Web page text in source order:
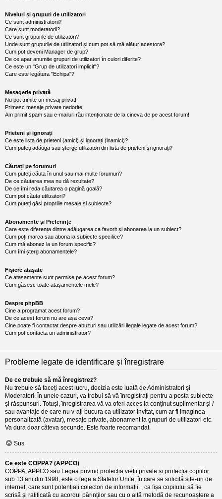
r
u
l
o
t
e
d
i
n
m
a
n
i
Niveluri și grupuri de utilizatori
Ce sunt administratorii?
Care sunt moderatorii?
Ce sunt grupurile de utilizatori?
Unde sunt grupurile de utilizatori și cum pot să mă alătur acestora?
Cum pot deveni Manager de grup?
De ce apar anumite grupuri de utilizatori în culori diferite?
Ce este un "Grup de utilizatori implicit"?
Care este legătura "Echipa"?
Mesagerie privată
Nu pot trimite un mesaj privat!
Primesc mesaje private nedorite!
Am primit spam sau e-mailuri rău intenționate de la cineva de pe acest forum!
Prieteni și ignorați
Ce este lista de prieteni (amici) și ignorați (inamici)?
Cum puteți adăuga sau șterge utilizatori din lista de prieteni și ignorați?
Căutați pe forumuri
Cum puteți căuta în unul sau mai multe forumuri?
De ce căutarea mea nu dă rezultate?
De ce îmi reda căutarea o pagină goală?
Cum pot căuta utilizatori?
Cum puteți găsi propriile mesaje și subiecte?
Abonamente și Preferințe
Care este diferența dintre adăugarea ca favorit și abonarea la un subiect?
Cum poți marca sau abona la subiecte specifice?
Cum mă abonez la un forum specific?
Cum îmi șterg abonamentele?
Fișiere atașate
Ce atașamente sunt permise pe acest forum?
Cum găsesc toate atașamentele mele?
Despre phpBB
Cine a programat acest forum?
De ce acest forum nu are așa ceva?
Cine poate fi contactat despre abuzuri sau utilizări ilegale legate de acest forum?
Cum pot contacta un administrator?
Probleme legate de identificare și înregistrare
De ce trebuie să mă înregistrez?
Nu trebuie să faceți acest lucru, decizia este luată de Administratori și
Moderatori. În unele cazuri, va trebui să vă înregistrați pentru a posta subiecte
și răspunsuri. Totuși, înregistrarea vă va oferi acces la conținut suplimentar și /
sau avantaje de care nu v-ați bucura ca utilizator invitat, cum ar fi imaginea
personalizată (avatar), mesaje private, abonament la grupuri de utilizatori etc.
Va dura doar câteva secunde. Este foarte recomandat.
Sus
Ce este COPPA? (APPCO)
COPPA, APPCO sau Legea privind protecția vieții private și protecția copiilor
sub 13 ani din 1998, este o lege a Statelor Unite, în care se solicită site-uri de
internet, care sunt potențiali colectori de informații. , ca fișa copilului să fie
scrisă și ratificată cu acordul părinților sau cu o altă metodă de recunoaștere a